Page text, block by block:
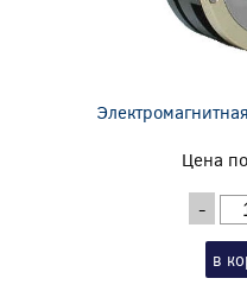
Цена
-
в